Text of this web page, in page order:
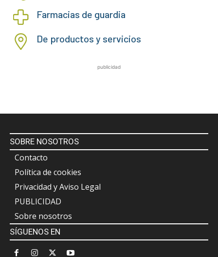
Farmacias de guardia
De productos y servicios
publicidad
SOBRE NOSOTROS
Contacto
Política de cookies
Privacidad y Aviso Legal
PUBLICIDAD
Sobre nosotros
SÍGUENOS EN